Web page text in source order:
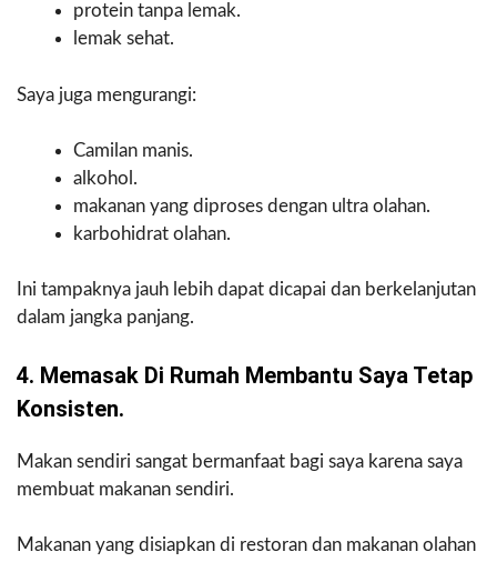
protein tanpa lemak.
lemak sehat.
Saya juga mengurangi:
Camilan manis.
alkohol.
makanan yang diproses dengan ultra olahan.
karbohidrat olahan.
Ini tampaknya jauh lebih dapat dicapai dan berkelanjutan
dalam jangka panjang.
4. Memasak Di Rumah Membantu Saya Tetap
Konsisten.
Makan sendiri sangat bermanfaat bagi saya karena saya
membuat makanan sendiri.
Makanan yang disiapkan di restoran dan makanan olahan